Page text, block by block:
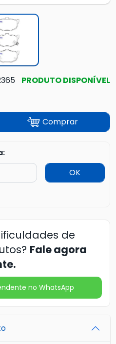
PRODUTO DISPONÍVEL
Comprar
OK
de
Fale agora
no WhatsApp